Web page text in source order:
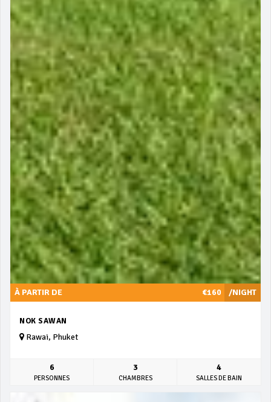
/NIGHT
À PARTIR DE €160
NOK SAWAN
Rawai, Phuket
6
PERSONNES
3
CHAMBRES
4
SALLES DE BAIN